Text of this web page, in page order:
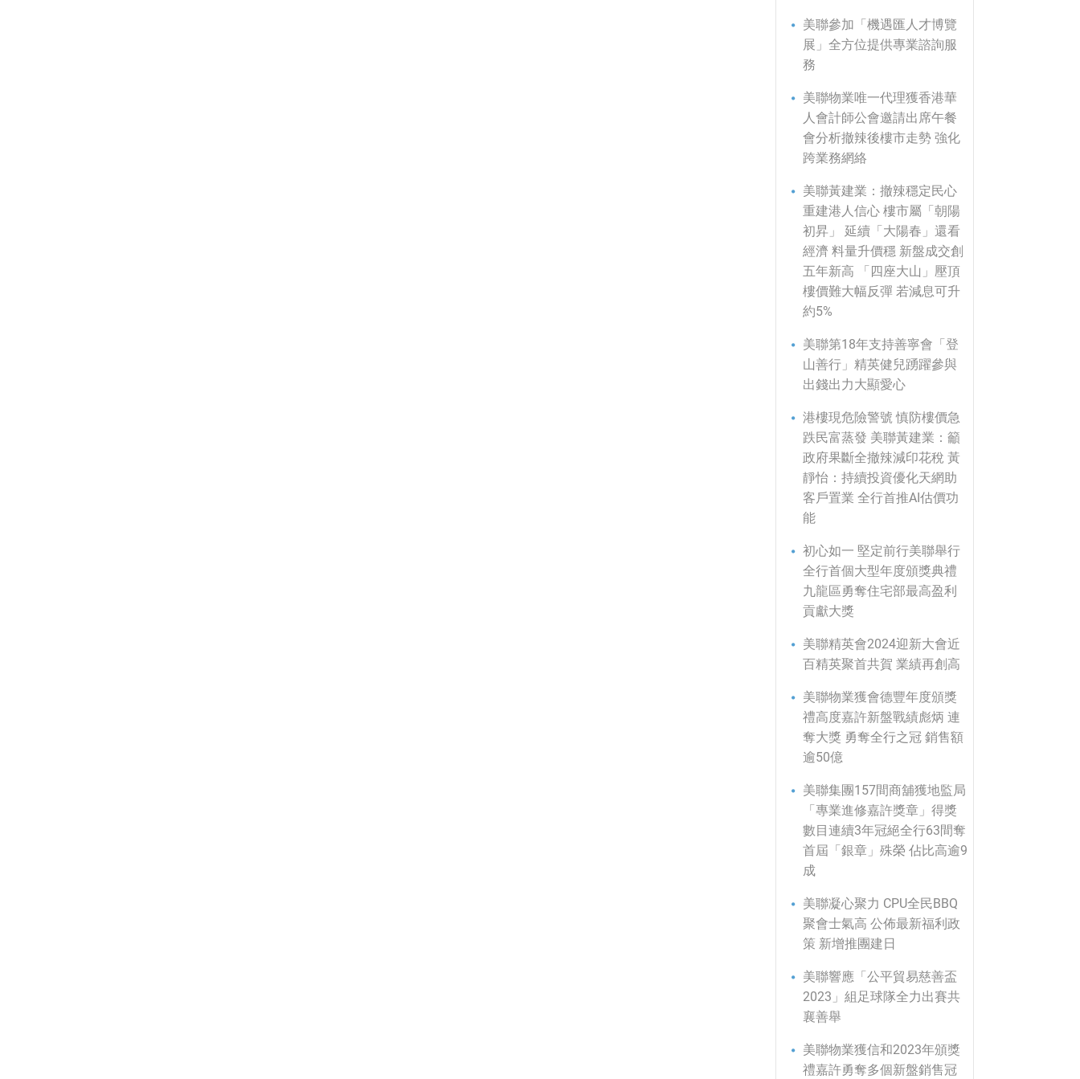
美聯參加「機遇匯人才博覽
展」全方位提供專業諮詢服
務
美聯物業唯一代理獲香港華
人會計師公會邀請出席午餐
會分析撤辣後樓市走勢 強化
跨業務網絡
美聯黃建業：撤辣穩定民心
重建港人信心 樓市屬「朝陽
初昇」 延續「大陽春」還看
經濟 料量升價穩 新盤成交創
五年新高 「四座大山」壓頂
樓價難大幅反彈 若減息可升
約5%
美聯第18年支持善寧會「登
山善行」精英健兒踴躍參與
出錢出力大顯愛心
港樓現危險警號 慎防樓價急
跌民富蒸發 美聯黃建業：籲
政府果斷全撤辣減印花稅 黃
靜怡：持續投資優化天網助
客戶置業 全行首推AI估價功
能
初心如一 堅定前行美聯舉行
全行首個大型年度頒獎典禮
九龍區勇奪住宅部最高盈利
貢獻大獎
美聯精英會2024迎新大會近
百精英聚首共賀 業績再創高
美聯物業獲會德豐年度頒獎
禮高度嘉許新盤戰績彪炳 連
奪大獎 勇奪全行之冠 銷售額
逾50億
美聯集團157間商舖獲地監局
「專業進修嘉許獎章」得獎
數目連續3年冠絕全行63間奪
首屆「銀章」殊榮 佔比高逾9
成
美聯凝心聚力 CPU全民BBQ
聚會士氣高 公佈最新福利政
策 新增推團建日
美聯響應「公平貿易慈善盃
2023」組足球隊全力出賽共
襄善舉
美聯物業獲信和2023年頒獎
禮嘉許勇奪多個新盤銷售冠